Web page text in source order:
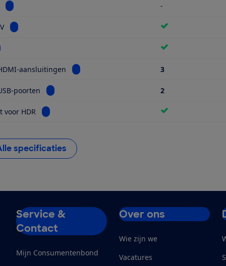
Bekijk informatie voor Miniled -
Bekijk informatie voor Smart TV
informatie voor Wifi
aansluitingen Bekijk informatie voor Aantal HDMI-
3
poorten Bekijk informatie voor Aantal USB-poorten
2
voor HDR Bekijk informatie voor Geschikt voor HDR
specificaties
Service &
Contact
Mijn Consumentenbond
Over ons
Wie zijn we
Vacatures